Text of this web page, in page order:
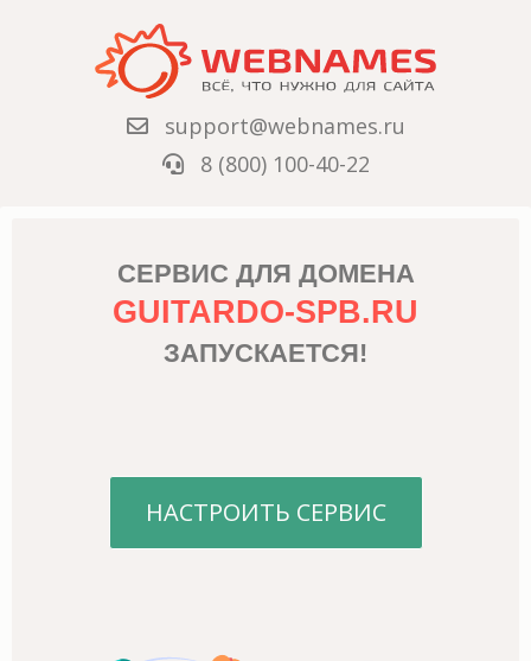
support@webnames.ru
8 (800) 100-40-22
СЕРВИС ДЛЯ ДОМЕНА
GUITARDO-SPB.RU
ЗАПУСКАЕТСЯ!
НАСТРОИТЬ СЕРВИС